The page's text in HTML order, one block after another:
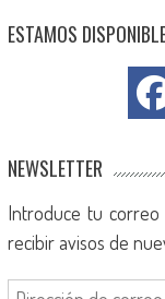
ESTAMOS
NEWSLETTER
Introduce tu
recibir avisos de